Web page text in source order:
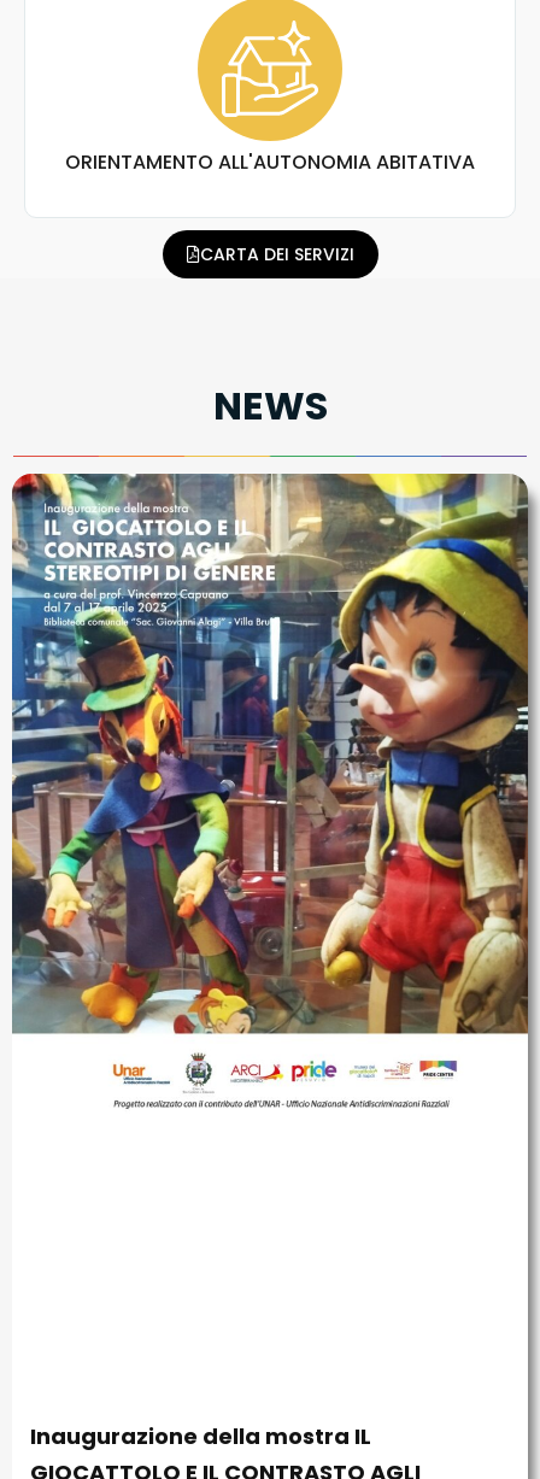
ORIENTAMENTO ALL'AUTONOMIA ABITATIVA
CARTA DEI SERVIZI
NEWS
Inaugurazione della mostra IL
GIOCATTOLO E IL CONTRASTO AGLI